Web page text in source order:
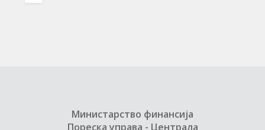
Министарство финансија
Пореска управа - Централа